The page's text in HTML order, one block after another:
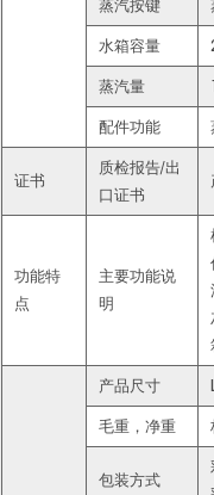
蒸汽按键
水箱容量
蒸汽量
配件功能
证书
质检报告/出
口证书
功能特
点
主要功能说
明
产品尺寸
毛重，净重
包装方式